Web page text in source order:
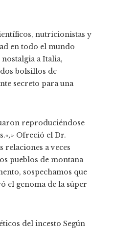
nutricionistas y
en todo el mundo
a Italia,
bolsillos de
secreto para una
reproduciéndose
«,» Ofreció el Dr.
relaciones a veces
pueblos de montaña
sospechamos que
el genoma de la súper
del incesto Según